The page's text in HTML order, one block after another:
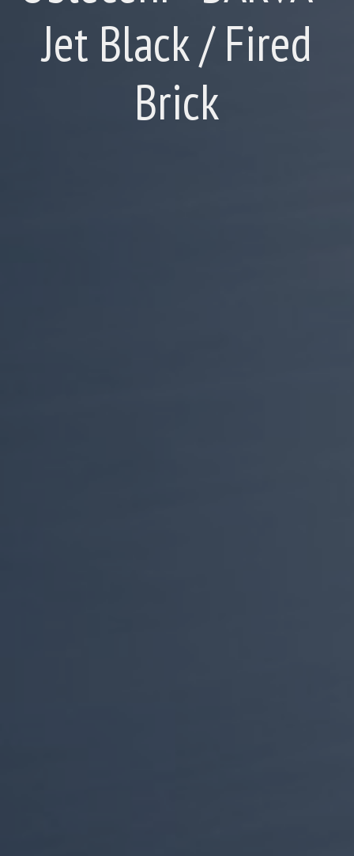
Jet Black / Fired
Brick